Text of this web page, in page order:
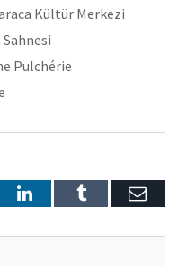
Kültür Merkezi
Sahnesi
Pulchérie
LinkedInTumblr E-